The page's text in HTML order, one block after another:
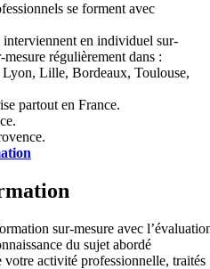
se forment avec
en individuel sur-
régulièrement dans :
Lyon, Lille, Bordeaux, Toulouse,
partout en France.
sur-mesure avec
du sujet abordé
votre activité professionnelle, traités